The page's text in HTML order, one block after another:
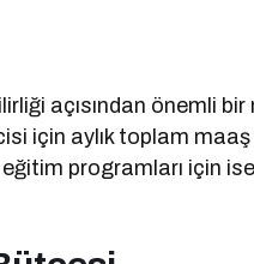
açısından önemli
için aylık toplam
programları için